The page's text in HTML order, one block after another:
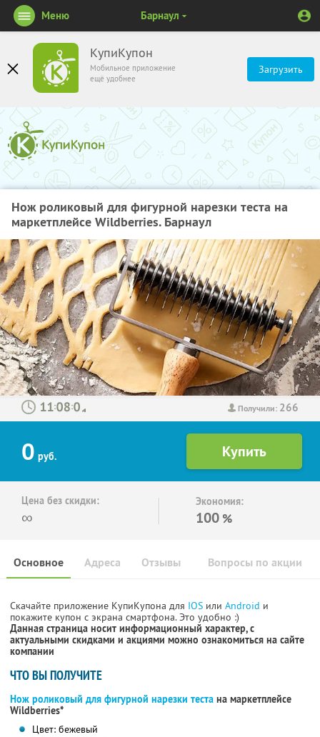
КупиКупон
Мобильное приложение
ещё удобнее
Загрузить
Меню Барнаул
Нож роликовый для фигурной нарезки теста на
маркетплейсе Wildberries. Барнаул
Получили: 266
: :
0 руб.
Цена без скидки:
∞
Экономия:
100 %
Основное Отзывы Вопросы по акции
Адреса
Скачайте приложение КупиКупона для IOS или Android и
покажите купон с экрана смартфона. Это удобно :)
Данная страница носит информационный характер, с
актуальными скидками и акциями можно ознакомиться на сайте
компании
ЧТО ВЫ ПОЛУЧИТЕ
Нож роликовый для фигурной нарезки теста на маркетплейсе
Wildberries*
Цвет: бежевый